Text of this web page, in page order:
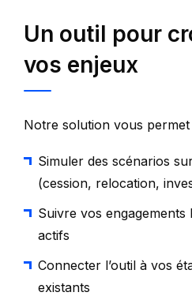
Un outil pour
vos enjeux
Notre solution vous permet
Simuler des scénarios
(cession, relocation,
Suivre vos engagements
actifs
Connecter l’outil à vos
existants